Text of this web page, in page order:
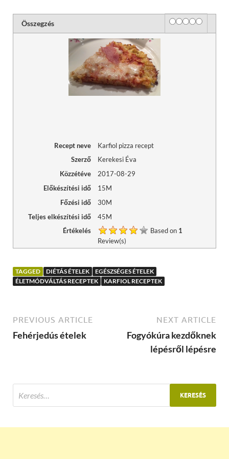
Összegzés Rating
1 star
2 stars
3 stars
4 stars
5 stars
Recept neve
Karfiol pizza recept
Szerző
Kerekesi Éva
Közzétéve
2017-08-29
Előkészítési idő
15M
Főzési idő
30M
Teljes elkészítési idő
45M
Értékelés
Based on 1
Review(s)
TAGGED DIÉTÁS ÉTELEK
EGÉSZSÉGES ÉTELEK
ÉLETMÓDVÁLTÁS RECEPTEK
KARFIOL RECEPTEK
PREVIOUS ARTICLE
Fehérjedús ételek
NEXT ARTICLE
Fogyókúra kezdőknek
lépésről lépésre